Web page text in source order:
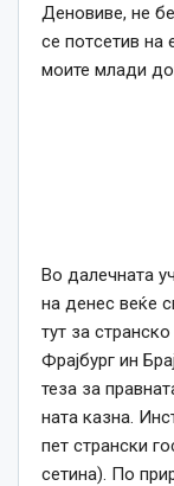
Де­но­ви­ве, не
се пот­се­тив на
мо­и­те мла­ди
Во да­леч­на­та
на де­нес ве­ќе
тут за
Фрај­бур­г ин
те­за за
на­та каз­на.
пет стран­ски
се­ти­на). По